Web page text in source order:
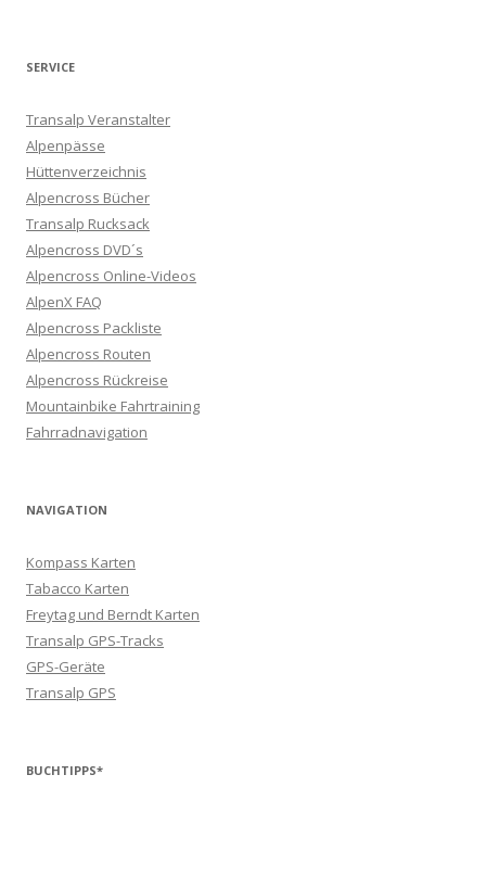
SERVICE
Transalp Veranstalter
Alpenpässe
Hüttenverzeichnis
Alpencross Bücher
Transalp Rucksack
Alpencross DVD´s
Alpencross Online-Videos
AlpenX FAQ
Alpencross Packliste
Alpencross Routen
Alpencross Rückreise
Mountainbike Fahrtraining
Fahrradnavigation
NAVIGATION
Kompass Karten
Tabacco Karten
Freytag und Berndt Karten
Transalp GPS-Tracks
GPS-Geräte
Transalp GPS
BUCHTIPPS*